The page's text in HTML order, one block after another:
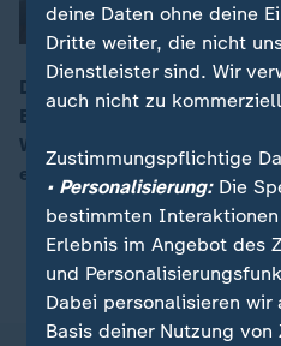
00:05
Das britische Parlament soll
Brexit-Vertrag abstimmen.
Werbetrommel – seine
eigene Mehrheit.
deine Daten ohne deine
Dritte weiter, die nicht
Dienstleister sind. Wir
auch nicht zu
Zustimmungspflichtige
• Personalisierung:Die
bestimmten
Erlebnis im Angebot des
und
Dabei personalisieren
Basis deiner Nutzung von